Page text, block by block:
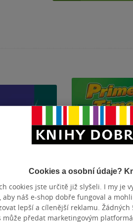
4
-
Prime Time 2 -
student´s book
Cookies a osobní údaje?
cookies jste určitě již slyšeli. I my je
aby náš e-shop dobře fungoval a
lepší a cílenější reklamu.
může předat marketingovým